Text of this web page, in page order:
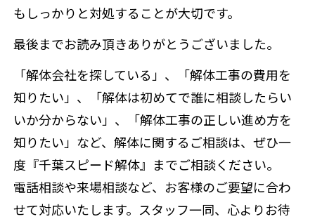
もしっかりと対処することが大切です。
最後までお読み頂きありがとうございました。
「解体会社を探している」、「解体工事の費用を
知りたい」、「解体は初めてで誰に相談したらい
いか分からない」、「解体工事の正しい進め方を
知りたい」など、解体に関するご相談は、ぜひ一
度『千葉スピード解体』までご相談ください。
電話相談や来場相談など、お客様のご要望に合わ
せて対応いたします。スタッフ一同、心よりお待